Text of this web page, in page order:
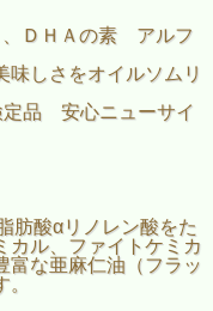
、ＤＨＡの素 アルフ
しさをオイルソムリ
品 安心ニューサイ
肪酸αリノレン酸をた
カル、ファイトケミカ
富な亜麻仁油（フラッ